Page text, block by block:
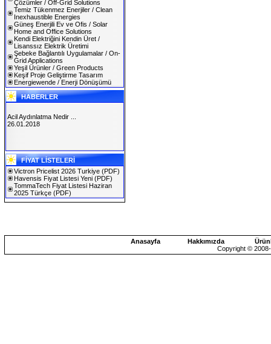
Çözümler / Off-Grid Solutions
Temiz Tükenmez Enerjiler / Clean
Inexhaustible Energies
Güneş Enerjili Ev ve Ofis / Solar
Home and Office Solutions
Kendi Elektriğini Kendin Üret /
Lisanssız Elektrik Üretimi
Şebeke Bağlantılı Uygulamalar / On-
Grid Applications
Yeşil Ürünler / Green Products
Keşif Proje Geliştirme Tasarım
Energiewende / Enerji Dönüşümü
HABERLER
SOLAREX ISTANBUL 2019
30.01.2019
Acil Aydınlatma Nedir ...
26.01.2018
FİYAT LİSTELERİ
Victron Pricelist 2026 Turkiye (PDF)
Havensis Fiyat Listesi Yeni (PDF)
TommaTech Fiyat Listesi Haziran
2025 Türkçe (PDF)
Anasayfa Hakkımızda
Copyright ©